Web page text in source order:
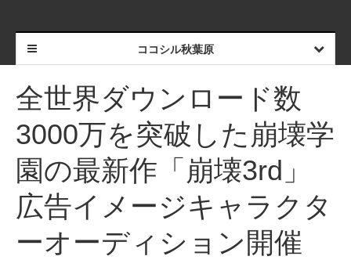
ココシル秋葉原
全世界ダウンロード数
3000万を突破した崩壊学
園の最新作「崩壊3rd」
広告イメージキャラクタ
ーオーディション開催